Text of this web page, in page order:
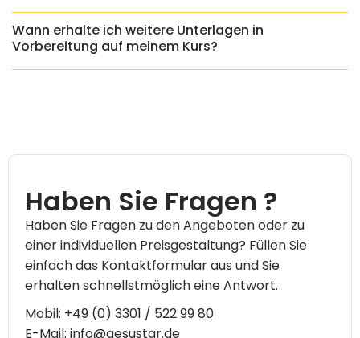
Wann erhalte ich weitere Unterlagen in
Vorbereitung auf meinem Kurs?
Haben Sie Fragen ?
Haben Sie Fragen zu den Angeboten oder zu
einer individuellen Preisgestaltung? Füllen Sie
einfach das Kontaktformular aus und Sie
erhalten schnellstmöglich eine Antwort.
Mobil: +49 (0) 3301 / 522 99 80
E-Mail: info@gesustar.de